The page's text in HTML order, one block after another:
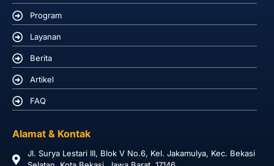
Program
Layanan
Berita
Artikel
FAQ
Alamat & Kontak
Jl. Surya Lestari III, Blok V No.6, Kel. Jakamulya, Kec. Bekasi